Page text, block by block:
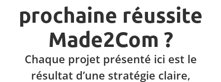
prochaine réussite
Made2Com ?
Chaque projet présenté ici est le
résultat d’une stratégie claire,